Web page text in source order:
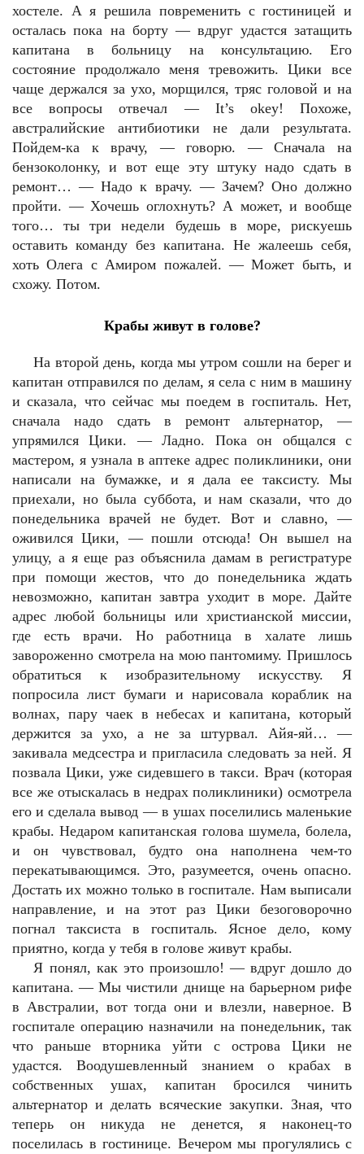
хостеле. А я решила повременить с гостиницей и
осталась пока на борту — вдруг удастся затащить
капитана в больницу на консультацию. Его
состояние продолжало меня тревожить. Цики все
чаще держался за ухо, морщился, тряс головой и на
все вопросы отвечал — It’s okey! Похоже,
австралийские антибиотики не дали результата.
Пойдем-ка к врачу, — говорю. — Сначала на
бензоколонку, и вот еще эту штуку надо сдать в
ремонт… — Надо к врачу. — Зачем? Оно должно
пройти. — Хочешь оглохнуть? А может, и вообще
того… ты три недели будешь в море, рискуешь
оставить команду без капитана. Не жалеешь себя,
хоть Олега с Амиром пожалей. — Может быть, и
схожу. Потом.
Крабы живут в голове?
На второй день, когда мы утром сошли на берег и
капитан отправился по делам, я села с ним в машину
и сказала, что сейчас мы поедем в госпиталь. Нет,
сначала надо сдать в ремонт альтернатор, —
упрямился Цики. — Ладно. Пока он общался с
мастером, я узнала в аптеке адрес поликлиники, они
написали на бумажке, и я дала ее таксисту. Мы
приехали, но была суббота, и нам сказали, что до
понедельника врачей не будет. Вот и славно, —
оживился Цики, — пошли отсюда! Он вышел на
улицу, а я еще раз объяснила дамам в регистратуре
при помощи жестов, что до понедельника ждать
невозможно, капитан завтра уходит в море. Дайте
адрес любой больницы или христианской миссии,
где есть врачи. Но работница в халате лишь
завороженно смотрела на мою пантомиму. Пришлось
обратиться к изобразительному искусству. Я
попросила лист бумаги и нарисовала кораблик на
волнах, пару чаек в небесах и капитана, который
держится за ухо, а не за штурвал. Айя-яй… —
закивала медсестра и пригласила следовать за ней. Я
позвала Цики, уже сидевшего в такси. Врач (которая
все же отыскалась в недрах поликлиники) осмотрела
его и сделала вывод — в ушах поселились маленькие
крабы. Недаром капитанская голова шумела, болела,
и он чувствовал, будто она наполнена чем-то
перекатывающимся. Это, разумеется, очень опасно.
Достать их можно только в госпитале. Нам выписали
направление, и на этот раз Цики безоговорочно
погнал таксиста в госпиталь. Ясное дело, кому
приятно, когда у тебя в голове живут крабы.
Я понял, как это произошло! — вдруг дошло до
капитана. — Мы чистили днище на барьерном рифе
в Австралии, вот тогда они и влезли, наверное. В
госпитале операцию назначили на понедельник, так
что раньше вторника уйти с острова Цики не
удастся. Воодушевленный знанием о крабах в
собственных ушах, капитан бросился чинить
альтернатор и делать всяческие закупки. Зная, что
теперь он никуда не денется, я наконец-то
поселилась в гостинице. Вечером мы прогулялись с